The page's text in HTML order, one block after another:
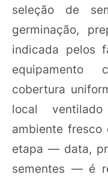
seleção de
germinação,
indicada pelos
equipamento
cobertura
local
ambiente fresco
etapa — data,
sementes — é